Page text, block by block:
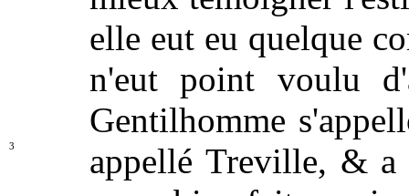
elle eut eu quelque
n'eut point voulu
Gentilhomme
appellé Treville, & a
3